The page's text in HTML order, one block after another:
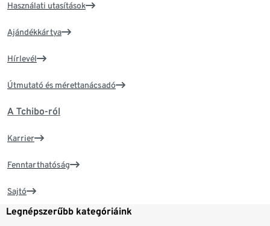
Használati utasítások
Ajándékkártya
Hírlevél
Útmutató és mérettanácsadó
A Tchibo-ról
Karrier
Fenntarthatóság
Sajtó
Legnépszerűbb kategóriáink